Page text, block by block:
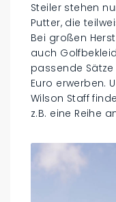
Steiler stehen
Putter, die
Bei großen
auch
passende
Euro erwerben.
Wilson Staff
z.B. eine Reihe